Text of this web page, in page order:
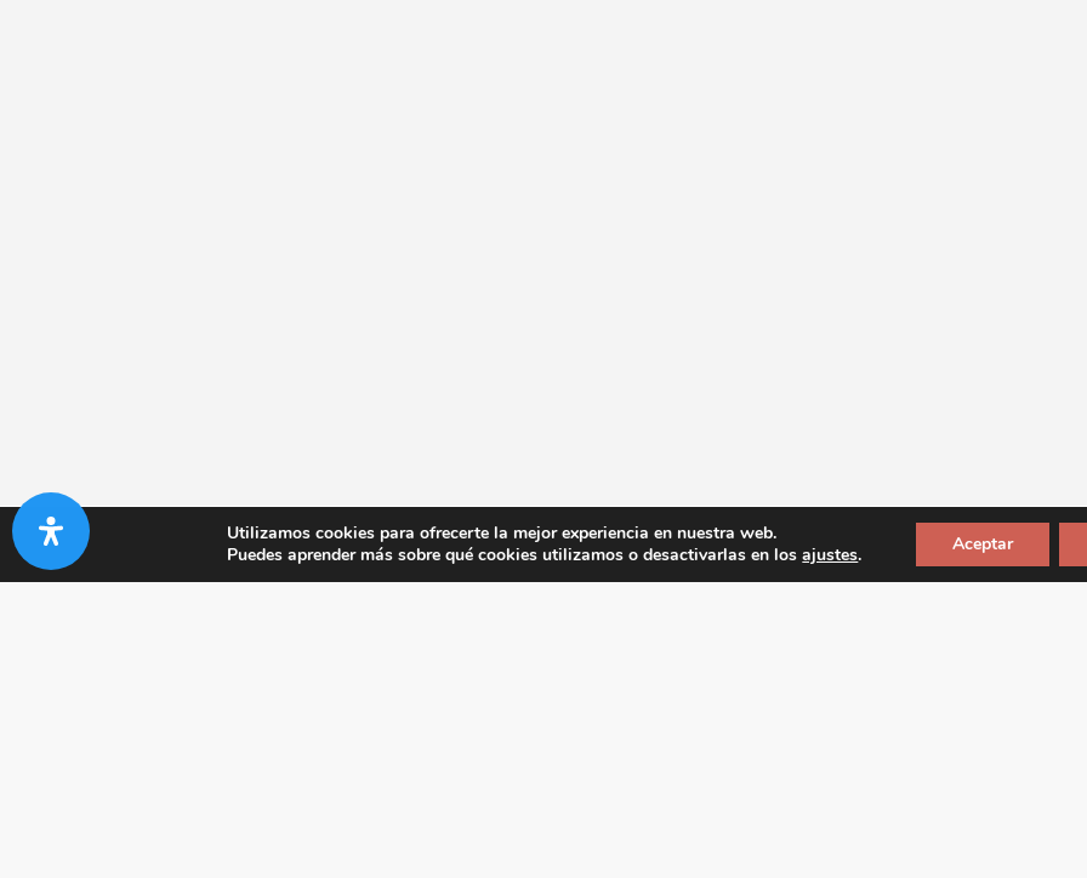
Utilizamos cookies para ofrecerte la mejor experiencia en nuestra web.
Puedes aprender más sobre qué cookies utilizamos o desactivarlas en losajustes. Aceptar